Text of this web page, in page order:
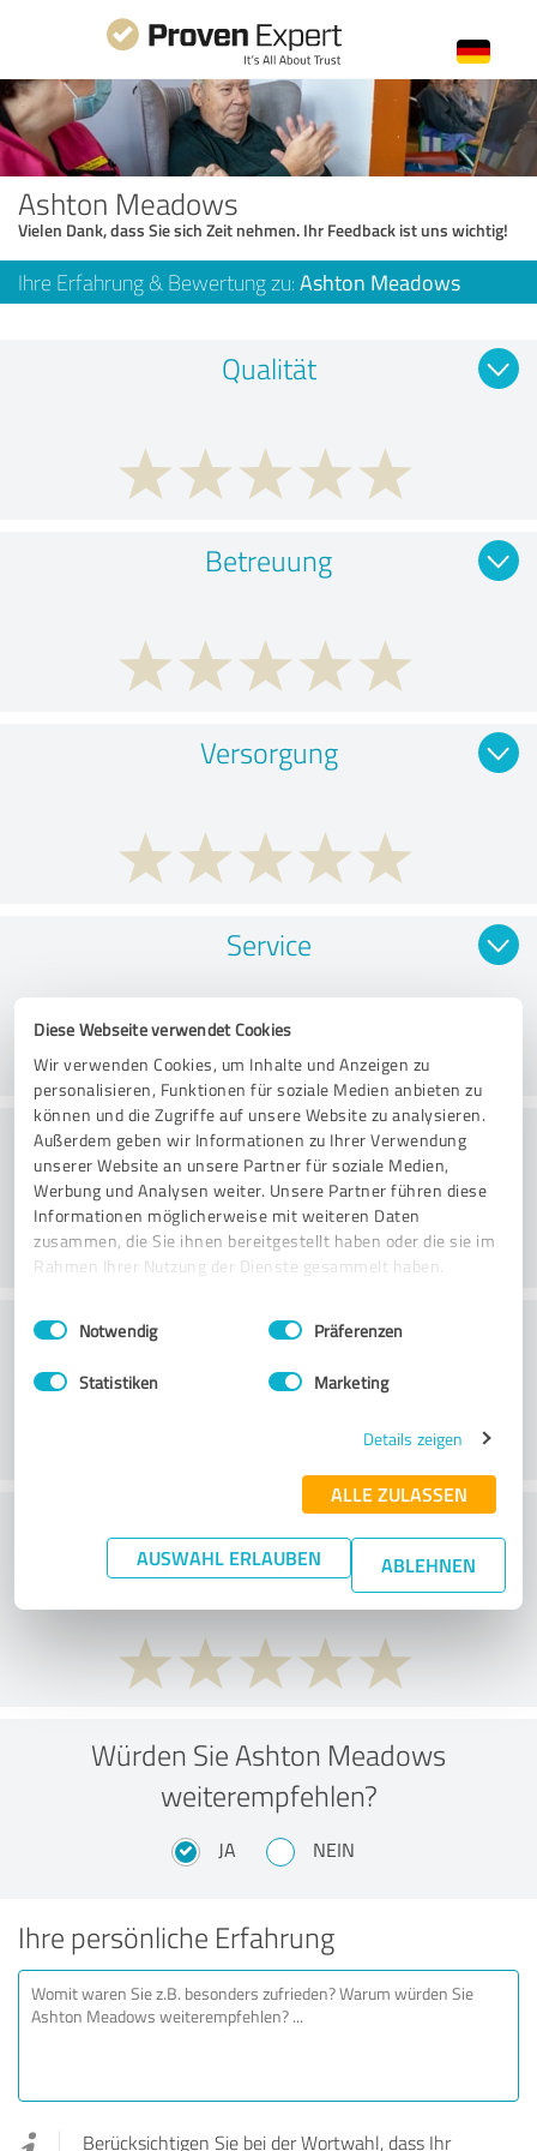
Diese Webseite verwendet Cookies
Wir verwenden Cookies, um Inhalte und Anzeigen zu
personalisieren, Funktionen für soziale Medien anbieten zu
können und die Zugriffe auf unsere Website zu analysieren.
Außerdem geben wir Informationen zu Ihrer Verwendung
unserer Website an unsere Partner für soziale Medien,
Werbung und Analysen weiter. Unsere Partner führen diese
Informationen möglicherweise mit weiteren Daten
zusammen, die Sie ihnen bereitgestellt haben oder die sie im
Rahmen Ihrer Nutzung der Dienste gesammelt haben.
Impressum Datenschutzbestimmungen
Einwilligungsauswahl
Notwendig Präferenzen
Statistiken Marketing
Details zeigen
ALLE ZULASSEN
AUSWAHL ERLAUBEN ABLEHNEN
Ashton Meadows
Vielen Dank, dass Sie sich Zeit nehmen. Ihr Feedback ist uns wichtig!
Ihre Erfahrung & Bewertung zu: Ashton Meadows
Qualität
Betreuung
Versorgung
Service
Atmosphäre
Beratung
Wie beurteilen Sie das
Preis-/Leistungsverhältnis?
Würden Sie Ashton Meadows
weiterempfehlen?
JA NEIN
Ihre persönliche Erfahrung
Berücksichtigen Sie bei der Wortwahl, dass Ihr